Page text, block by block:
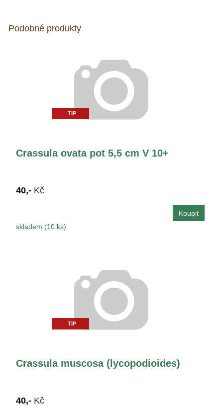
Podobné produkty
TIP
Crassula ovata pot 5,5 cm V 10+
40,- Kč
skladem (10 ks)
TIP
Crassula muscosa (lycopodioides)
40,- Kč